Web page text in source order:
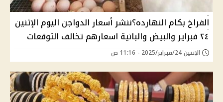
الفراخ بكام النهارده؟ننشر أسعار الدواجن اليوم الإثنين
٢٤ فبراير والبيض والبانية اسعارهم تخالف التوقعات
الإثنين 24/فبراير/2025 - 11:16 ص